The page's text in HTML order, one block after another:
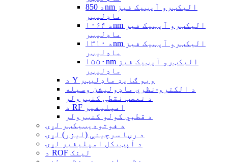
د 850nm الیکټرو آپټیک فیز
ماډلیټر
د ۱۰۶۴nm الیکټرو آپټیک فیز
ماډلیټر
د ۱۳۱۰nm الیکټرو آپټیک فیز
ماډلیټر
۱۵۵۰nm الیکټرو آپټیک فیز
ماډلیټر
د Y ویو ګایډ ماډلیټر
د الکترو-نظري ماډولیشن وسیله
د تعصب نقطې کنټرولر
د RF امپلیفیر
د قطبي کولو کنټرولر
د فوتوډیټیکټر لړۍ
د رڼا سرچینې (لیزر) لړۍ
د آپټیکل امپلیفیر لړۍ
د ROF لینک